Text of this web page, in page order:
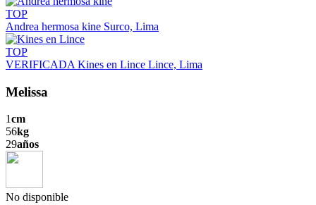
TOP
Andrea hermosa kine Surco, Lima
TOP
VERIFICADA Kines en Lince Lince, Lima
Melissa
1cm
56kg
29años
No disponible